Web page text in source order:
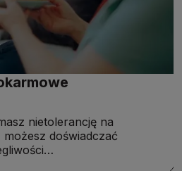
nietolerancję na
doświadczać